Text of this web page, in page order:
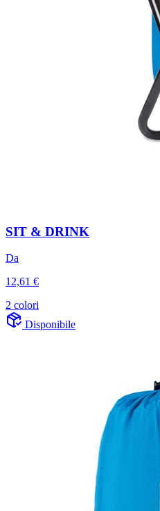
SIT & DRINK
Da
12,61 €
2 colori
Disponibile